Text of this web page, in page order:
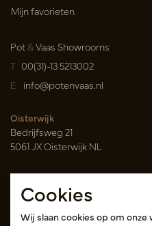
Mijn favorieten
Pot&Vaas Showrooms
T 00(31)-13 5213002
E info@potenvaas.nl
Oisterwijk
Bedrijfsweg 21
5061 JX Oisterwijk NL
Openingstijden
Maandag t/m vrijdag 09.00-17.00
(uitsluitend op afspraak)
Cookies
Wij slaan cookies op om